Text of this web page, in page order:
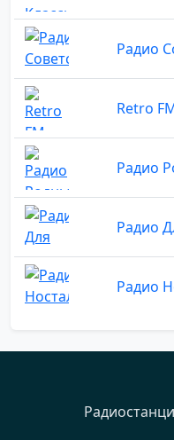
Радио
Retro
Радио
Радио
Радио